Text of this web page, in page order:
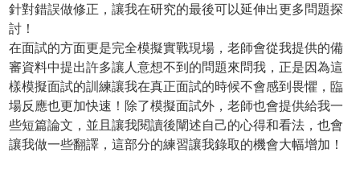
針對錯誤做修正，讓我在研究的最後可以延伸出更多問題探
討！
在面試的方面更是完全模擬實戰現場，老師會從我提供的備
審資料中提出許多讓人意想不到的問題來問我，正是因為這
樣模擬面試的訓練讓我在真正面試的時候不會感到畏懼，臨
場反應也更加快速！除了模擬面試外，老師也會提供給我一
些短篇論文，並且讓我閱讀後闡述自己的心得和看法，也會
讓我做一些翻譯，這部分的練習讓我錄取的機會大幅增加！